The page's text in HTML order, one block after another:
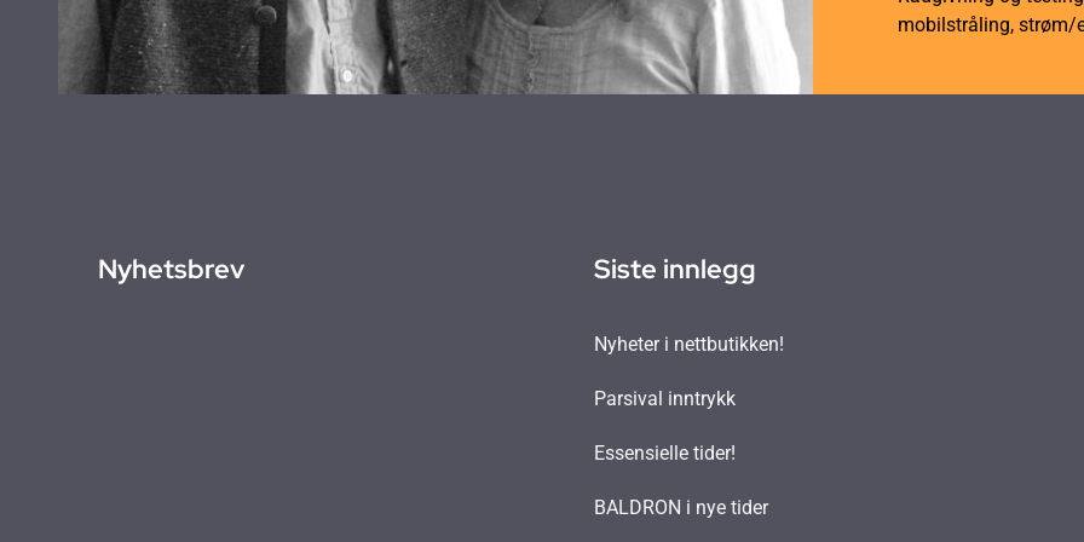
mobilstråling, strøm/
Nyhetsbrev Siste innlegg
Nyheter i nettbutikken!
Parsival inntrykk
Essensielle tider!
BALDRON i nye tider